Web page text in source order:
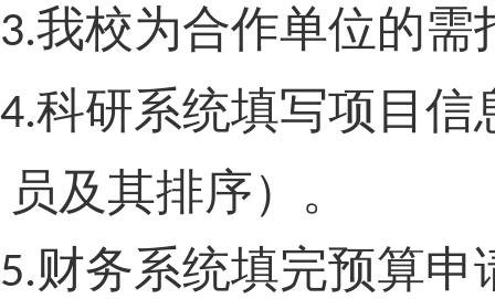
3.我校为合作单位的需
4.科研系统填写项目信
员及其排序）。
5.财务系统填完预算